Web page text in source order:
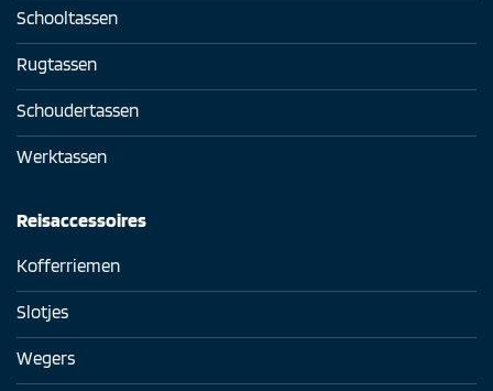
Schooltassen
Rugtassen
Schoudertassen
Werktassen
Reisaccessoires
Kofferriemen
Slotjes
Wegers